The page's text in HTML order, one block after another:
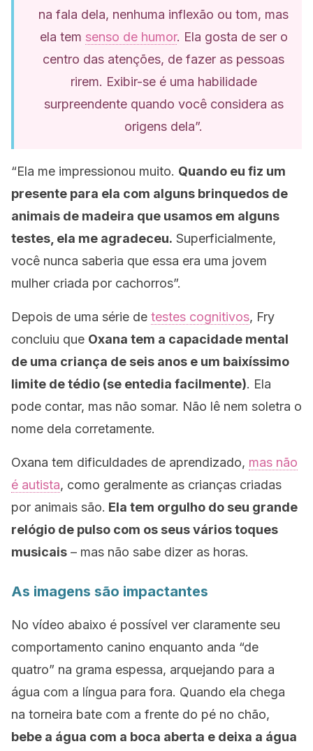
na fala dela, nenhuma inflexão ou tom, mas
ela tem senso de humor. Ela gosta de ser o
centro das atenções, de fazer as pessoas
rirem. Exibir-se é uma habilidade
surpreendente quando você considera as
origens dela”.
“Ela me impressionou muito. Quando eu fiz um
presente para ela com alguns brinquedos de
animais de madeira que usamos em alguns
testes, ela me agradeceu. Superficialmente,
você nunca saberia que essa era uma jovem
mulher criada por cachorros”.
Depois de uma série de testes cognitivos, Fry
concluiu que Oxana tem a capacidade mental
de uma criança de seis anos e um baixíssimo
limite de tédio (se entedia facilmente). Ela
pode contar, mas não somar. Não lê nem soletra o
nome dela corretamente.
Oxana tem dificuldades de aprendizado, mas não
é autista, como geralmente as crianças criadas
por animais são. Ela tem orgulho do seu grande
relógio de pulso com os seus vários toques
musicais – mas não sabe dizer as horas.
As imagens são impactantes
No vídeo abaixo é possível ver claramente seu
comportamento canino enquanto anda “de
quatro” na grama espessa, arquejando para a
água com a língua para fora. Quando ela chega
na torneira bate com a frente do pé no chão,
bebe a água com a boca aberta e deixa a água